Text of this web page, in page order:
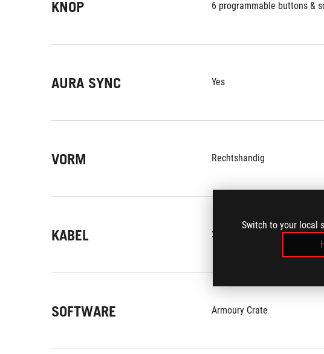
Switch to your local
KNOP 6 programmable buttons &
AURA SYNC Yes
VORM Rechtshandig
KABEL 2 meter ROG Paracord
SOFTWARE Armoury Crate